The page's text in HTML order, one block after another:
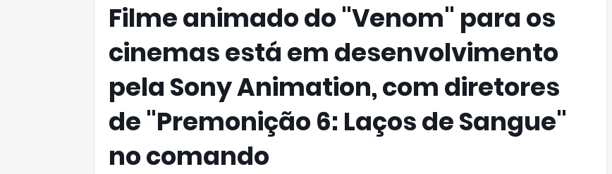
Filme animado do "Venom" para os
cinemas está em desenvolvimento
pela Sony Animation, com diretores
de "Premonição 6: Laços de Sangue"
no comando